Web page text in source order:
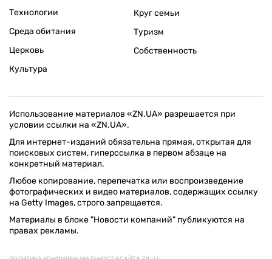
Технологии
Среда обитания
Церковь
Культура
Круг семьи
Туризм
Собственность
Использование материалов «ZN.UA» разрешается при
условии ссылки на «ZN.UA».
Для интернет-изданий обязательна прямая, открытая для
поисковых систем, гиперссылка в первом абзаце на
конкретный материал.
Любое копирование, перепечатка или воспроизведение
фотографических и видео материалов, содержащих ссылку
на Getty Images, строго запрещается.
Материалы в блоке "Новости компаний" публикуются на
правах рекламы.